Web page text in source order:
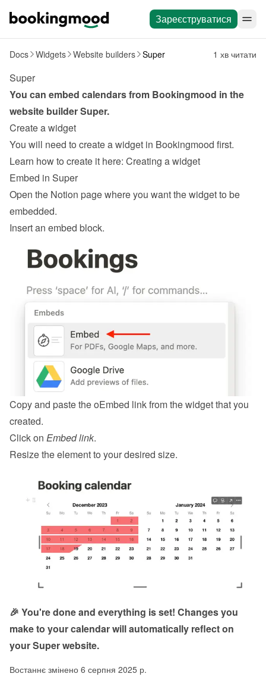
Зареєструватися
Docs Widgets Website builders Super 1 хв читати
Super
You can embed calendars from Bookingmood in the
website builder Super.
Create a widget
You will need to create a widget in Bookingmood first.
Learn how to create it here: Creating a widget
Embed in Super
Open the Notion page where you want the widget to be
embedded.
Insert an embed block.
Copy and paste the oEmbed link from the widget that you
created.
Click on Embed link.
Resize the element to your desired size.
🎉 You're done and everything is set! Changes you
make to your calendar will automatically reflect on
your Super website.
Востаннє змінено 6 серпня 2025 р.